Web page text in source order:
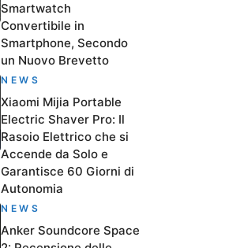
Smartwatch
Convertibile in
Smartphone, Secondo
un Nuovo Brevetto
NEWS
Xiaomi Mijia Portable
Electric Shaver Pro: Il
Rasoio Elettrico che si
Accende da Solo e
Garantisce 60 Giorni di
Autonomia
NEWS
Anker Soundcore Space